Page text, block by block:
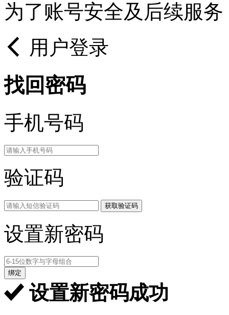
为了账号安全及后续服
用户登录
找回密码
手机号码
验证码
获取验证码
设置新密码
绑定
设置新密码成功